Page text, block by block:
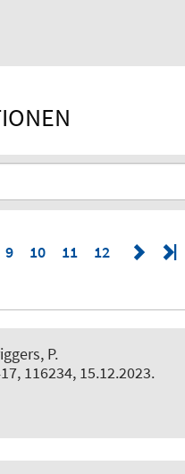
9 10 11 12
P.
116234, 15.12.2023.